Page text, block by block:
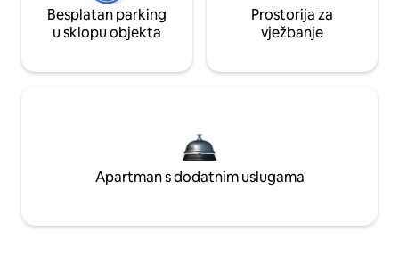
Besplatan parking
u sklopu objekta
Prostorija za
vježbanje
Apartman s dodatnim uslugama